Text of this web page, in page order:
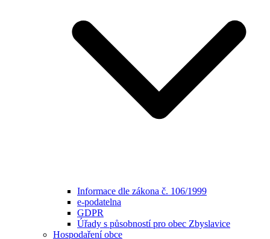
Informace dle zákona č. 106/1999
e-podatelna
GDPR
Úřady s působností pro obec Zbyslavice
Hospodaření obce